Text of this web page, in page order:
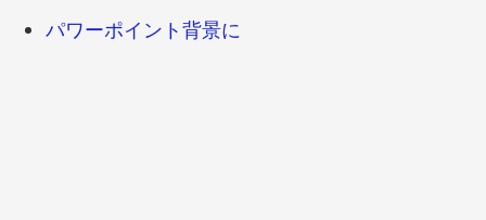
パワーポイント背景に